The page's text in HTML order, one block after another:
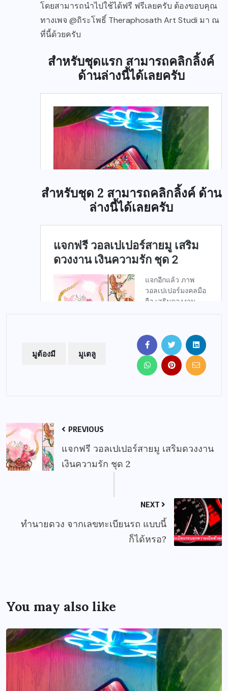
โดยสามารถนำไปใช้ได้ฟรี ฟรีเลยครับ ต้องขอบคุณ
ทางเพจ @ถิระโพธิ์ Theraphosath Art Studi มา ณ
ที่นี้ด้วยครับ
สำหรับชุดแรก สามารถคลิกลิ้งค์
ด้านล่างนี้ได้เลยครับ
สำหรับชุด 2 สามารถคลิกลิ้งค์ ด้าน
ล่างนี้ได้เลยครับ
มูต้องมี มูเตลู
PREVIOUS
แจกฟรี วอลเปเปอร์สายมู เสริมดวงงาน
เงินความรัก ชุด 2
NEXT
ทำนายดวง จากเลขทะเบียนรถ แบบนี้
ก็ได้หรอ?
You may also like